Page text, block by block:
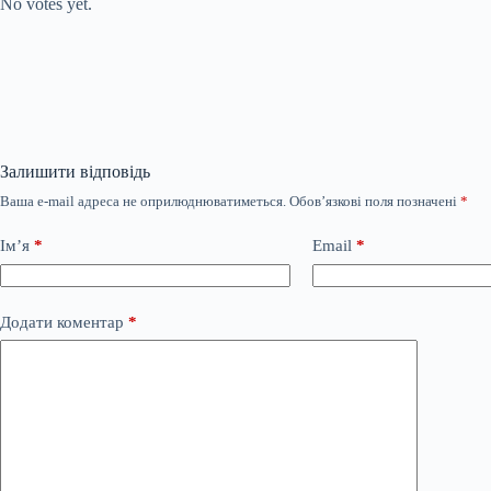
No votes yet.
Залишити відповідь
Ваша e-mail адреса не оприлюднюватиметься. Обов’язкові поля позначені *
Ім’я * Email *
Додати коментар *